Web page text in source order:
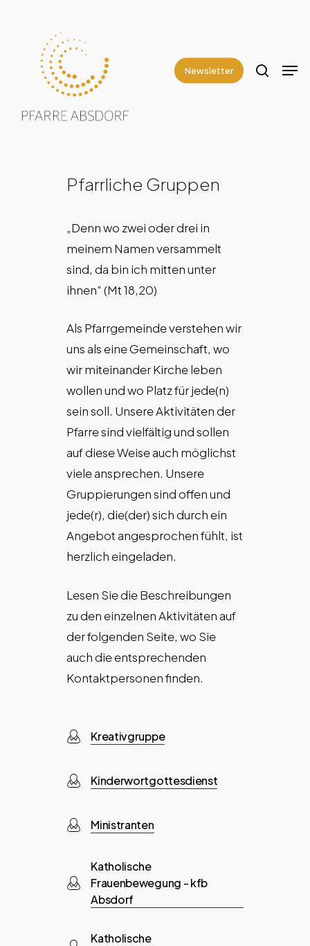
content
Newsletter
Pfarrliche Gruppen
„Denn wo zwei oder drei in
meinem Namen versammelt
sind, da bin ich mitten unter
ihnen“ (Mt 18,20)
Als Pfarrgemeinde verstehen wir
uns als eine Gemeinschaft, wo
wir miteinander Kirche leben
wollen und wo Platz für jede(n)
sein soll. Unsere Aktivitäten der
Pfarre sind vielfältig und sollen
auf diese Weise auch möglichst
viele ansprechen. Unsere
Gruppierungen sind offen und
jede(r), die(der) sich durch ein
Angebot angesprochen fühlt, ist
herzlich eingeladen.
Lesen Sie die Beschreibungen
zu den einzelnen Aktivitäten auf
der folgenden Seite, wo Sie
auch die entsprechenden
Kontaktpersonen finden.
Kreativgruppe
Kinderwortgottesdienst
Ministranten
Katholische
Frauenbewegung - kfb
Absdorf
Katholische
Menu